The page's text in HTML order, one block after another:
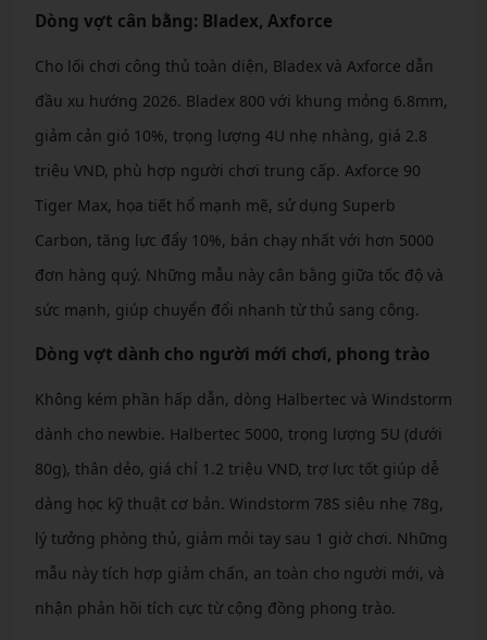
Dòng vợt cân bằng: Bladex, Axforce
Cho lối chơi công thủ toàn diện, Bladex và Axforce dẫn
đầu xu hướng 2026. Bladex 800 với khung mỏng 6.8mm,
giảm cản gió 10%, trọng lượng 4U nhẹ nhàng, giá 2.8
triệu VND, phù hợp người chơi trung cấp. Axforce 90
Tiger Max, họa tiết hổ mạnh mẽ, sử dụng Superb
Carbon, tăng lực đẩy 10%, bán chạy nhất với hơn 5000
đơn hàng quý. Những mẫu này cân bằng giữa tốc độ và
sức mạnh, giúp chuyển đổi nhanh từ thủ sang công.
Dòng vợt dành cho người mới chơi, phong trào
Không kém phần hấp dẫn, dòng Halbertec và Windstorm
dành cho newbie. Halbertec 5000, trọng lượng 5U (dưới
80g), thân dẻo, giá chỉ 1.2 triệu VND, trợ lực tốt giúp dễ
dàng học kỹ thuật cơ bản. Windstorm 78S siêu nhẹ 78g,
lý tưởng phòng thủ, giảm mỏi tay sau 1 giờ chơi. Những
mẫu này tích hợp giảm chấn, an toàn cho người mới, và
nhận phản hồi tích cực từ cộng đồng phong trào.